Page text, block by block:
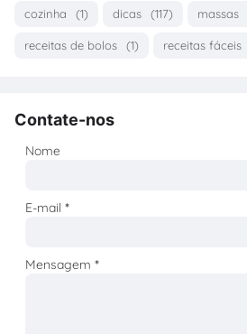
cozinha (1) dicas (117) massas
receitas de bolos (1) receitas fáceis
Contate-nos
Nome
E-mail*
Mensagem*